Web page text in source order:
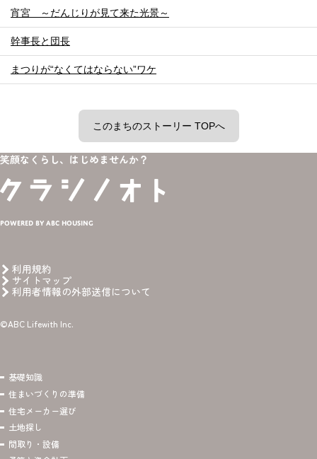
宵宮 ～だんじりが見て来た光景～
幹事長と団長
まつりが“なくてはならない”ワケ
このまちのストーリー TOPへ
笑顔なくらし、はじめませんか？
Powered by ABC HOUSING
利用規約
サイトマップ
利用者情報の外部送信について
©ABC Lifewith Inc.
基礎知識
住まいづくりの準備
住宅メーカー選び
土地探し
間取り・設備